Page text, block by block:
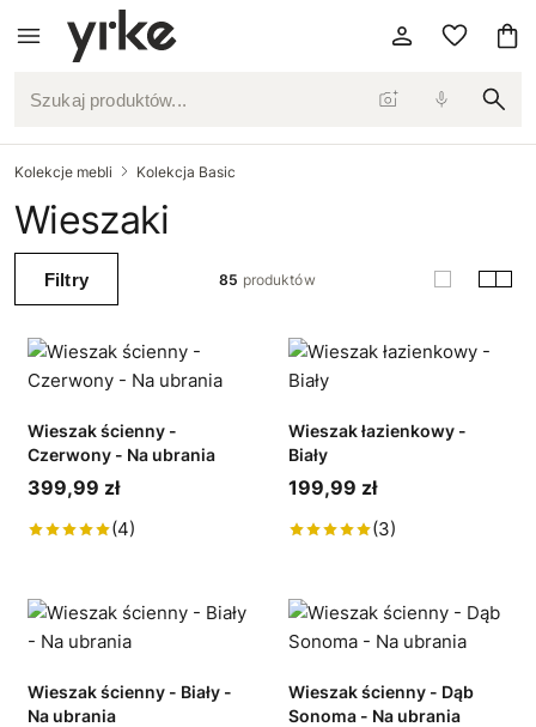
Szukaj produktów...
Kolekcje mebli Kolekcja Basic
Wieszaki
Filtry 85 produktów
Wieszak ścienny -
Czerwony - Na ubrania
399,99 zł
(4)
Wieszak łazienkowy -
Biały
199,99 zł
(3)
Wieszak ścienny - Biały -
Na ubrania
Wieszak ścienny - Dąb
Sonoma - Na ubrania